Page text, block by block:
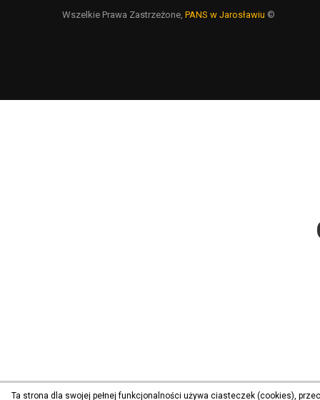
Wszelkie Prawa Zastrzeżone, PANS w Jarosławiu ©
Ta strona dla swojej pełnej funkcjonalności używa ciasteczek (cookies),